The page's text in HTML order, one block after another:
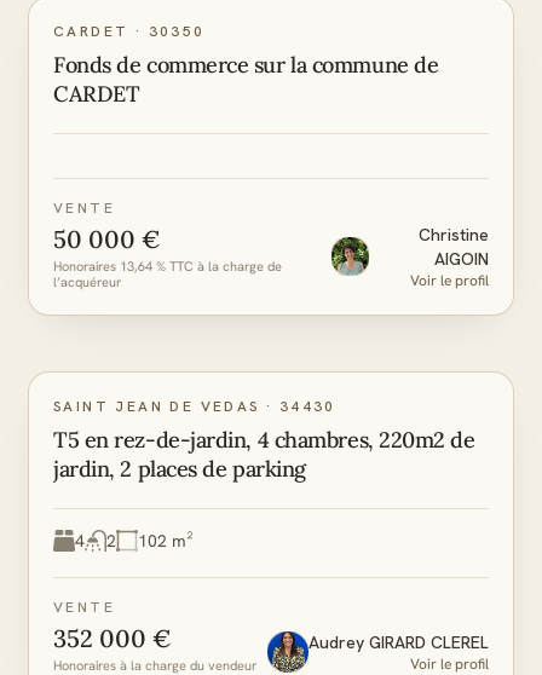
CARDET · 30350
Fonds de commerce sur la commune de
CARDET
VENTE
50 000 €
Honoraires 13,64 % TTC à la charge de
l’acquéreur
Christine
AIGOIN
Voir le profil
SAINT JEAN DE VEDAS · 34430
T5 en rez-de-jardin, 4 chambres, 220m2 de
jardin, 2 places de parking
4 2 102 m²
VENTE
352 000 €
Honoraires à la charge du vendeur
Audrey GIRARD CLEREL
Voir le profil